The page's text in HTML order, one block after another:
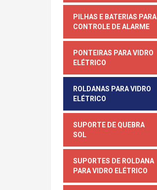
PILHAS E BATERIAS PARA
CONTROLE DE ALARME
PONTEIRAS PARA VIDRO
ELÉTRICO
ROLDANAS PARA VIDRO
ELÉTRICO
SUPORTE DE QUEBRA
SOL
SUPORTES DE ROLDANA
PARA VIDRO ELÉTRICO